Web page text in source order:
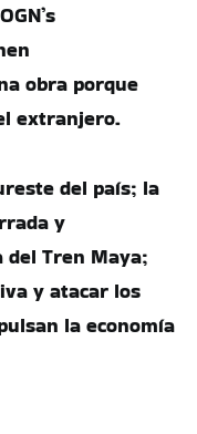
obra porque
extranjero.
del país; la
y
del Tren Maya;
y atacar los
la economía